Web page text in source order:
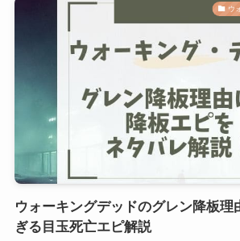
ウ
ウォーキングデッドのグレン降板理
ぎる目玉死亡エピ解説